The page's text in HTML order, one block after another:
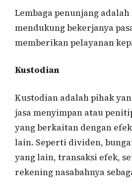
Lembaga penunjang
mendukung bekerjanya
memberikan pelayanan
Kustodian
Kustodian adalah pihak
jasa menyimpan atau
yang berkaitan dengan
lain. Seperti dividen,
yang lain, transaksi efek,
rekening nasabahnya